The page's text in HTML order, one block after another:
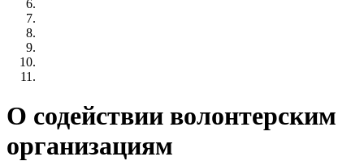
О содействии волонтерским
организациям